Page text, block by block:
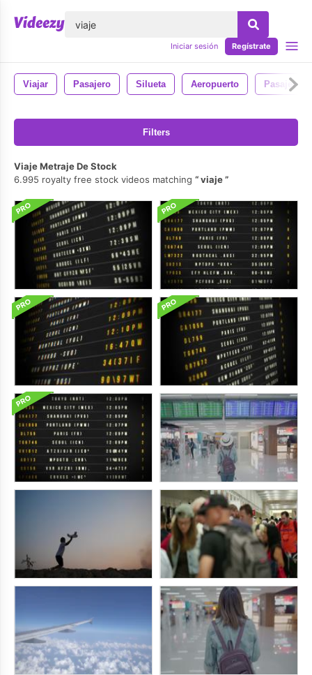
Iniciar sesión Regístrate
Viajar Pasajero Silueta Aeropuerto Pasajeros
Filters
Viaje Metraje De Stock
6.995 royalty free stock videos matching
viaje